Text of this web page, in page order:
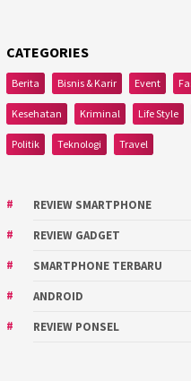
CATEGORIES
Berita Bisnis & Karir Event
Kesehatan Kriminal Life Style
Politik Teknologi Travel
REVIEW SMARTPHONE
REVIEW GADGET
SMARTPHONE TERBARU
ANDROID
REVIEW PONSEL